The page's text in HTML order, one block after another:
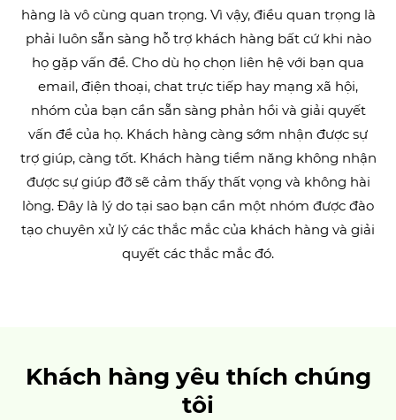
hàng là vô cùng quan trọng. Vì vậy, điều quan trọng là
phải luôn sẵn sàng hỗ trợ khách hàng bất cứ khi nào
họ gặp vấn đề. Cho dù họ chọn liên hệ với bạn qua
email, điện thoại, chat trực tiếp hay mạng xã hội,
nhóm của bạn cần sẵn sàng phản hồi và giải quyết
vấn đề của họ. Khách hàng càng sớm nhận được sự
trợ giúp, càng tốt. Khách hàng tiềm năng không nhận
được sự giúp đỡ sẽ cảm thấy thất vọng và không hài
lòng. Đây là lý do tại sao bạn cần một nhóm được đào
tạo chuyên xử lý các thắc mắc của khách hàng và giải
quyết các thắc mắc đó.
Khách hàng yêu thích chúng
tôi